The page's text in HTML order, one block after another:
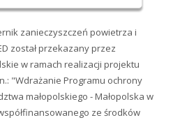
zanieczyszczeń powietrza i
został przekazany przez
w ramach realizacji projektu
"Wdrażanie Programu ochrony
małopolskiego - Małopolska w
ze środków